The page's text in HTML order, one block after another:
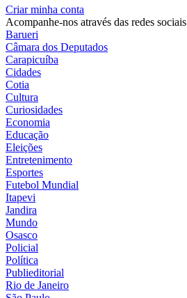
Criar minha conta
Acompanhe-nos através das redes sociais
Barueri
Câmara dos Deputados
Carapicuíba
Cidades
Cotia
Cultura
Curiosidades
Economia
Educação
Eleições
Entretenimento
Esportes
Futebol Mundial
Itapevi
Jandira
Mundo
Osasco
Policial
Política
Publieditorial
Rio de Janeiro